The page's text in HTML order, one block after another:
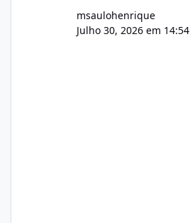
msaulohenrique
Julho 30, 2026 em 14:54